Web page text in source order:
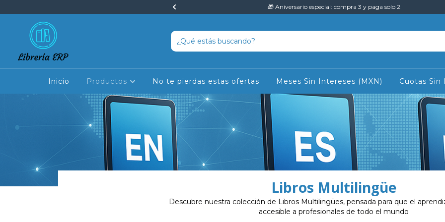
🎁 Aniversario especial: compra 3 y paga solo 2
Inicio Productos No te pierdas estas ofertas Meses Sin Intereses (MXN) Cuotas Sin
Libros Multilingüe
Descubre nuestra colección de Libros Multilingües, pensada para que el
accesible a profesionales de todo el mundo